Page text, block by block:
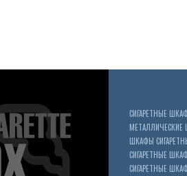
СИГАРЕТНЫЕ
МЕТАЛЛИЧЕСКИЕ
ШКАФЫ
СИГАРЕТНЫЕ
СИГАРЕТНЫЕ